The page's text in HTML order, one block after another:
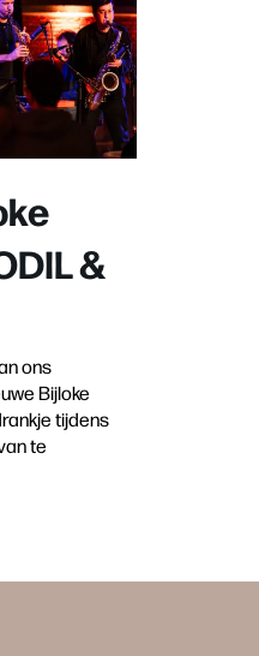
&
ons
Bijloke
tijdens
te